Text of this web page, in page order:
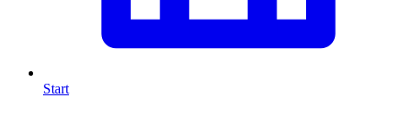
Start